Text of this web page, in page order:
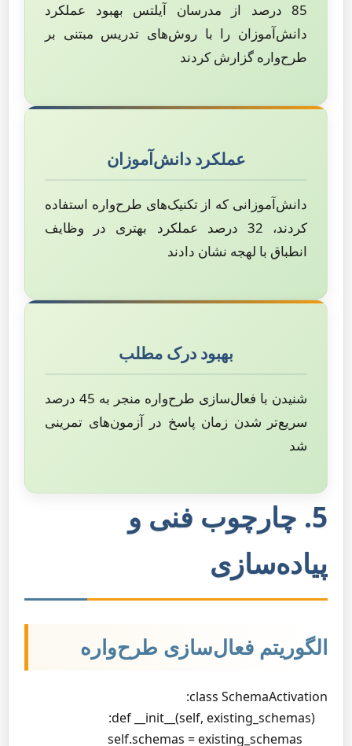
85 درصد از مدرسان آیلتس بهبود عملکرد
دانش‌آموزان را با روش‌های تدریس مبتنی بر
طرح‌واره گزارش کردند
عملکرد دانش‌آموزان
دانش‌آموزانی که از تکنیک‌های طرح‌واره استفاده
کردند، 32 درصد عملکرد بهتری در وظایف
انطباق با لهجه نشان دادند
بهبود درک مطلب
شنیدن با فعال‌سازی طرح‌واره منجر به 45 درصد
سریع‌تر شدن زمان پاسخ در آزمون‌های تمرینی
شد
5. چارچوب فنی و
پیاده‌سازی
الگوریتم فعال‌سازی طرح‌واره